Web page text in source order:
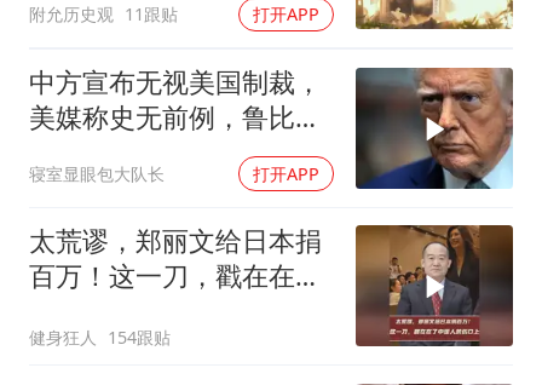
附允历史观 11跟贴 打开APP
中方宣布无视美国制裁，
美媒称史无前例，鲁比
奥：或追加二次制裁
寝室显眼包大队长 打开APP
太荒谬，郑丽文给日本捐
百万！这一刀，戳在在了
健身狂人 154跟贴